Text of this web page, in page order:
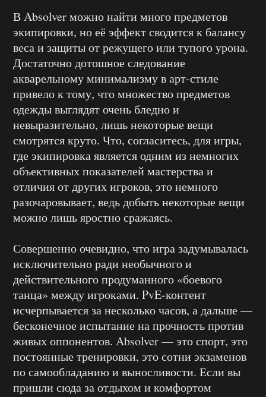
В Absolver можно найти много предметов
экипировки, но её эффект сводится к балансу
веса и защиты от режущего или тупого урона.
Достаточно дотошное следование
акварельному минимализму в арт-стиле
привело к тому, что множество предметов
одежды выглядят очень бледно и
невыразительно, лишь некоторые вещи
смотрятся круто. Что, согласитесь, для игры,
где экипировка является одним из немногих
объективных показателей мастерства и
отличия от других игроков, это немного
разочаровывает, ведь добыть некоторые вещи
можно лишь яростно сражаясь.
Совершенно очевидно, что игра задумывалась
исключительно ради необычного и
действительного продуманного «боевого
танца» между игроками. PvE-контент
исчерпывается за несколько часов, а дальше —
бесконечное испытание на прочность против
живых оппонентов. Absolver — это спорт, это
постоянные тренировки, это сотни экзаменов
по самообладанию и выносливости. Если вы
пришли сюда за отдыхом и комфортом